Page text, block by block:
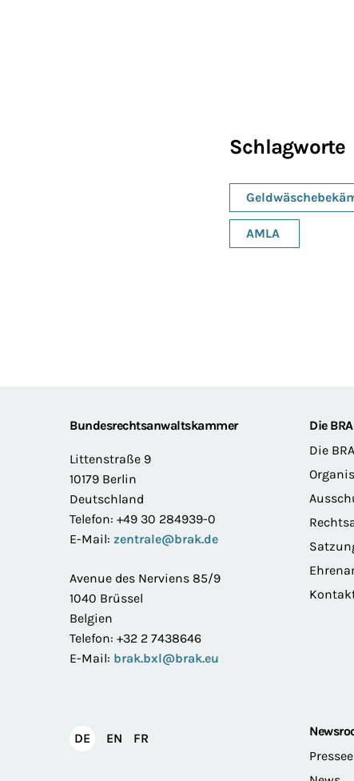
Schlagworte
AMLA
FooterBundesrechtsanwaltskammer
Littenstraße 9
10179 Berlin
Deutschland
Telefon: +49 30 284939-0
E-Mail: zentrale@brak.de
Avenue des Nerviens 85/9
1040 Brüssel
Belgien
Telefon: +32 2 7438646
E-Mail: brak.bxl@brak.eu
Die
Die
DEDeutsch
EN English
FR